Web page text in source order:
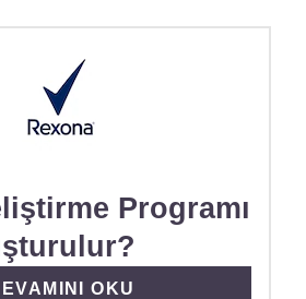
Programı
MORE ABOUT
OKU